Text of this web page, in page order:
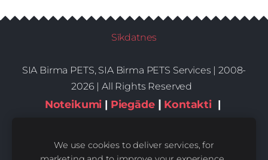
Sīkdatnes
SIA Birma PETS, SIA Birma PETS Services | 2008-
2026 | All Rights Reserved
Noteikumi | Piegāde | Kontakti|
We use cookies to deliver services, for